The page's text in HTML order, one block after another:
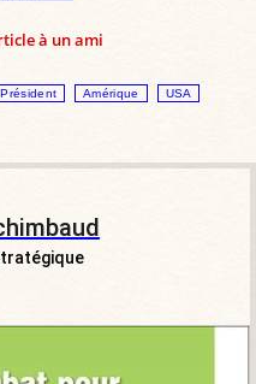
à un ami
Amérique USA